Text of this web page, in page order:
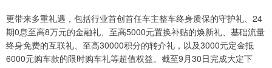
更带来多重礼遇，包括行业首创首任车主整车终身质保的守护礼、24
期0息至高8万元的金融礼、至高5000元置换补贴的焕新礼、基础流量
终身免费的互联礼、至高30000积分的转介礼，以及3000元定金抵
6000元购车款的限时购车礼等超值权益。截至9月30日完成大定下